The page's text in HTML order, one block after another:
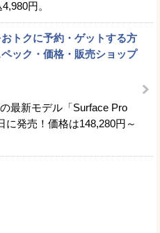
円。
トクに予約・ゲットする方
ック・価格・販売ショップ
最新モデル「Surface Pro
に発売！価格は148,280円～